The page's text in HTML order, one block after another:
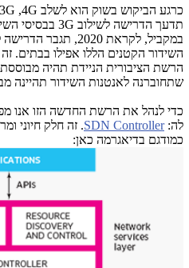
השידור הקטנים הללו אפילו בבתים.
הרשת הציבורית הניידת תהיה
שתחוברנה לאנטנות השידור תהיינה
כדי לנהל את הרשת החדשה הזו אנו
לה:SDN Controller. זה חלק חיוני
כמודגם בדיאגרמה כאן: